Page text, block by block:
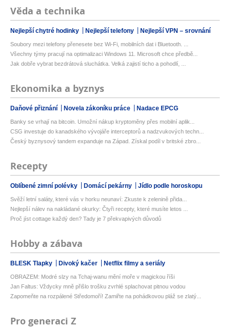
Věda a technika
Nejlepší chytré hodinky Nejlepší telefony Nejlepší VPN – srovnání
Soubory mezi telefony přenesete bez Wi-Fi, mobilních dat i Bluetooth. ...
Všechny týmy pracují na optimalizaci Windows 11. Microsoft chce předbě...
Jak dobře vybrat bezdrátová sluchátka. Velká zajistí ticho a pohodlí, ...
Ekonomika a byznys
Daňové přiznání Novela zákoníku práce Nadace EPCG
Banky se vrhají na bitcoin. Umožní nákup kryptoměny přes mobilní aplik...
CSG investuje do kanadského vývojáře interceptorů a nadzvukových techn...
Český byznysový tandem expanduje na Západ. Získal podíl v britské zbro...
Recepty
Oblíbené zimní polévky Domácí pekárny Jídlo podle horoskopu
Svěží letní saláty, které vás v horku neunaví: Zkuste k zelenině přida...
Nejlepší nálev na nakládané okurky: Čtyři recepty, které musíte letos ...
Proč jíst cottage každý den? Tady je 7 překvapivých důvodů
Hobby a zábava
BLESK Tlapky Divoký kačer Netflix filmy a seriály
OBRAZEM: Modré slzy na Tchaj-wanu mění moře v magickou říši
Jan Faltus: Vždycky mně přišlo trošku zvrhlé splachovat pitnou vodou
Zapomeňte na rozpálené Středomoří! Zamiřte na pohádkovou pláž se zlatý...
Pro generaci Z